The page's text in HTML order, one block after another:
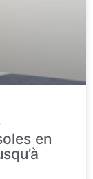
en